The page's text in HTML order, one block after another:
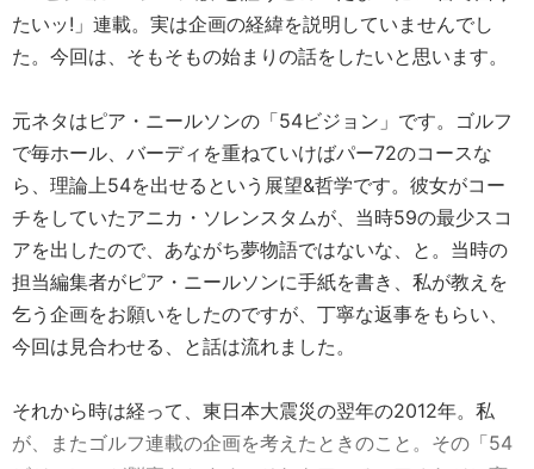
たいッ!」連載。実は企画の経緯を説明していませんでし
た。今回は、そもそもの始まりの話をしたいと思います。
元ネタはピア・ニールソンの「54ビジョン」です。ゴルフ
で毎ホール、バーディを重ねていけばパー72のコースな
ら、理論上54を出せるという展望&哲学です。彼女がコー
チをしていたアニカ・ソレンスタムが、当時59の最少スコ
アを出したので、あながち夢物語ではないな、と。当時の
担当編集者がピア・ニールソンに手紙を書き、私が教えを
乞う企画をお願いをしたのですが、丁寧な返事をもらい、
今回は見合わせる、と話は流れました。
それから時は経って、東日本大震災の翌年の2012年。私
が、またゴルフ連載の企画を考えたときのこと。その「54